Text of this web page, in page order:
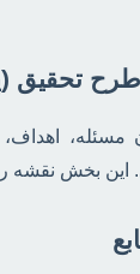
مسئله، اهداف،
این بخش نقشه